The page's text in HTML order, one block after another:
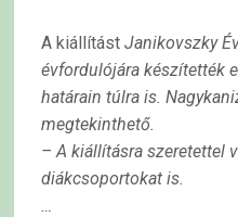
A kiállítástJanikovszky
évfordulójára készítették
határain túlra is.
megtekinthető.
– A kiállításra szeretettel
diákcsoportokat is.
…